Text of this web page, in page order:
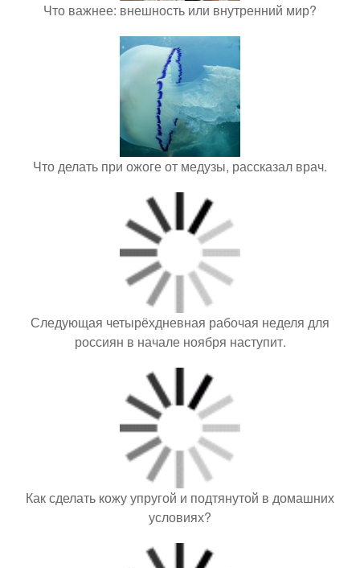
Что важнее: внешность или внутренний мир?
Что делать при ожоге от медузы, рассказал врач.
Следующая четырёхдневная рабочая неделя для
россиян в начале ноября наступит.
Как сделать кожу упругой и подтянутой в домашних
условиях?